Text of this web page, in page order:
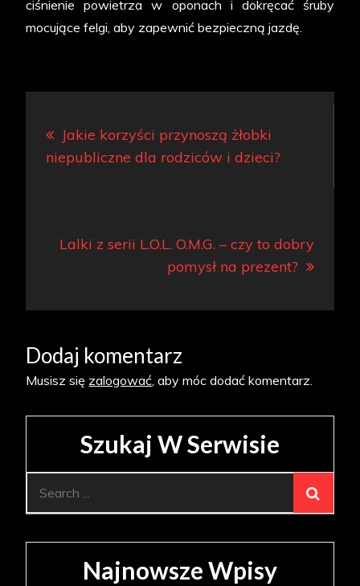
ciśnienie powietrza w oponach i dokręcać śruby
mocujące felgi, aby zapewnić bezpieczną jazdę.
wpisu
Jakie korzyści przynoszą żłobki
niepubliczne dla rodziców i dzieci?
Lalki z serii L.O.L. O.M.G. – czy to dobry
pomysł na prezent?
Dodaj komentarz
Musisz się zalogować, aby móc dodać komentarz.
Szukaj W Serwisie
Najnowsze Wpisy